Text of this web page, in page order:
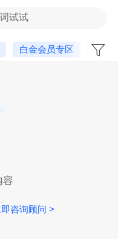
试试
白金会员专区 新手
容
咨询顾问 >